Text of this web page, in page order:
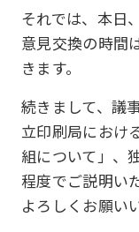
それでは、本日
意見交換の時間
きます。
続きまして、議
立印刷局におけ
組について」、
程度でご説明い
よろしくお願い